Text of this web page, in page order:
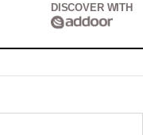
DISCOVER WITH